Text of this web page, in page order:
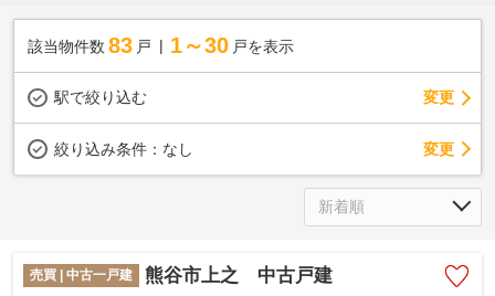
該当物件数 83 戸 1～30 戸を表示
駅で絞り込む 変更
絞り込み条件： なし 変更
売買 | 中古一戸建 熊谷市上之 中古戸建